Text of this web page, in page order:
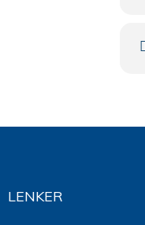
LENKER